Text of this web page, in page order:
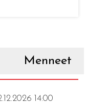
Menneet
14:00